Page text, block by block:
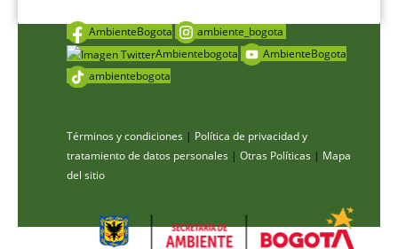
AmbienteBogota
ambiente_bogota
Ambientebogota
AmbienteBogota
ambientebogota
Términos y condiciones | Política de privacidad y
tratamiento de datos personales | Otras Políticas | Mapa
del sitio